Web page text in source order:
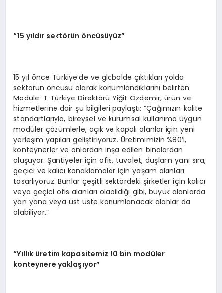
“15 yıldır sektörün öncüsüyüz”
15 yıl önce Türkiye’de ve globalde çıktıkları yolda
sektörün öncüsü olarak konumlandıklarını belirten
Module-T Türkiye Direktörü Yiğit Özdemir, ürün ve
hizmetlerine dair şu bilgileri paylaştı: “Çağımızın kalite
standartlarıyla, bireysel ve kurumsal kullanıma uygun
modüler çözümlerle, açık ve kapalı alanlar için yeni
yerleşim yapıları geliştiriyoruz. Üretimimizin %80’i,
konteynerler ve onlardan inşa edilen binalardan
oluşuyor. Şantiyeler için ofis, tuvalet, duşların yanı sıra,
geçici ve kalıcı konaklamalar için yaşam alanları
tasarlıyoruz. Bunlar çeşitli sektördeki şirketler için kalıcı
veya geçici ofis alanları olabildiği gibi, büyük alanlarda
yan yana veya üst üste konumlanacak alanlar da
olabiliyor.”
“Yıllık üretim kapasitemiz 10 bin modüler
konteynere yaklaşıyor”